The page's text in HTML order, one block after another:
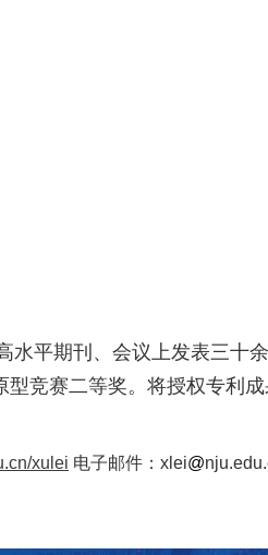
水平期刊、会议上发表三十余
竞赛二等奖。将授权专利
xulei 电子邮件：xlei@